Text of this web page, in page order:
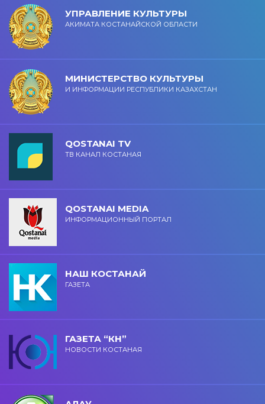
УПРАВЛЕНИЕ КУЛЬТУРЫ
АКИМАТА КОСТАНАЙСКОЙ ОБЛАСТИ
МИНИСТЕРСТВО КУЛЬТУРЫ
И ИНФОРМАЦИИ РЕСПУБЛИКИ КАЗАХСТАН
QOSTANAI TV
ТВ КАНАЛ КОСТАНАЯ
QOSTANAI MEDIA
ИНФОРМАЦИОННЫЙ ПОРТАЛ
НАШ КОСТАНАЙ
ГАЗЕТА
ГАЗЕТА “КН”
НОВОСТИ КОСТАНАЯ